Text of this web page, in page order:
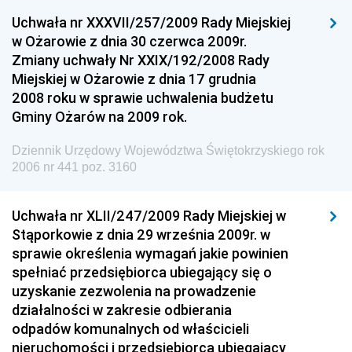
Dziennik Urzędowy Ministra Gospodarki
Dziennik Urzędowy Urzędu Ochrony Konkurencji i
Konsumentów
Dziennik Urzędowy Ministra Pracy i Polityki
Społecznej
Dziennik Urzędowy Urzędu Lotnictwa Cywilnego
Dziennik Urzędowy Ministerstwa Hutnictwa i
Przemysłu Maszynowego
Dziennik Urzędowy Ministerstwa Zdrowia i Opieki
Społecznej
Dziennik Urzędowy Ministerstwa Rolnictwa, Leśnictwa
i Gospodarki Żywnościowej
Uchwała nr XXXVII/257/2009 Rady Miejskiej
w Ożarowie z dnia 30 czerwca 2009r.
Zmiany uchwały Nr XXIX/192/2008 Rady
Miejskiej w Ożarowie z dnia 17 grudnia
2008 roku w sprawie uchwalenia budżetu
Gminy Ożarów na 2009 rok.
Dziennik Urzędowy Województwa Świętokrzyskiego rok
2006 nr 441 poz. 3160
Uchwała nr XLII/247/2009 Rady Miejskiej w
Stąporkowie z dnia 29 września 2009r. w
sprawie określenia wymagań jakie powinien
spełniać przedsiębiorca ubiegający się o
uzyskanie zezwolenia na prowadzenie
działalności w zakresie odbierania
odpadów komunalnych od właścicieli
nieruchomości i przedsiębiorca ubiegający